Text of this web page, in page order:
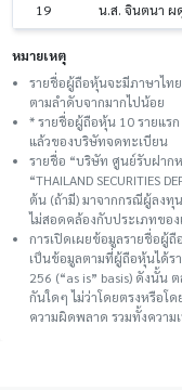
19 น.ส. จินตนา ผ
หมายเหตุ
รายชื่อผู้ถือหุ้นจะมีภาษาไท
ตามลำดับจากมากไปน้อย
* รายชื่อผู้ถือหุ้น 10 รายแร
แล้วของบริษัทจดทะเบียน
รายชื่อ “บริษัท ศูนย์รับฝาก
“THAILAND SECURITIES
ต้น (ถ้ามี) มาจากกรณีผู้ลงทุ
ไม่สอดคล้องกับประเภทขอ
การเปิดเผยข้อมูลรายชื่อผู้
เป็นข้อมูลตามที่ผู้ถือหุ้นได้ร
256 (“as is” basis) ดังนั้น
กันใดๆ ไม่ว่าโดยตรงหรือโ
ความผิดพลาด รวมทั้งควา